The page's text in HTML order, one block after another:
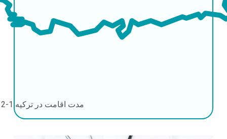
مدت اقامت در ترکیه 1-2 روز